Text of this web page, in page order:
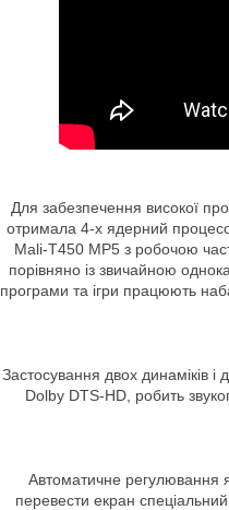
Для забезпечення високої
отримала 4-х ядерний
Mali-T450 MP5 з робочою
порівняно із звичайною
програми та ігри працюють
Застосування двох динаміків
Dolby DTS-HD, робить
Автоматичне регулювання
перевести екран